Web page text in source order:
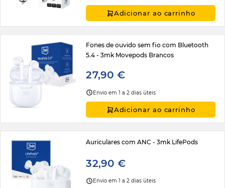
Adicionar ao carrinho
Fones de ouvido sem fio com Bluetooth
5.4 - 3mk Movepods Brancos
27,90 €
Envio em 1 a 2 dias úteis
Adicionar ao carrinho
Auriculares com ANC - 3mk LifePods
32,90 €
Envio em 1 a 2 dias úteis